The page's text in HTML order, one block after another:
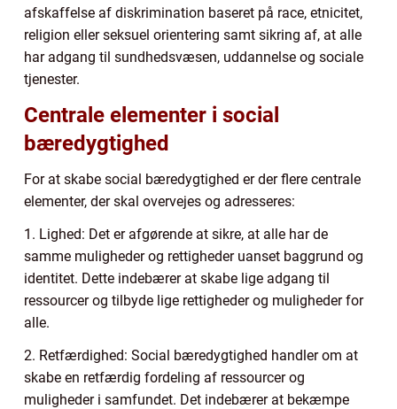
afskaffelse af diskrimination baseret på race, etnicitet,
religion eller seksuel orientering samt sikring af, at alle
har adgang til sundhedsvæsen, uddannelse og sociale
tjenester.
Centrale elementer i social
bæredygtighed
For at skabe social bæredygtighed er der flere centrale
elementer, der skal overvejes og adresseres:
1. Lighed: Det er afgørende at sikre, at alle har de
samme muligheder og rettigheder uanset baggrund og
identitet. Dette indebærer at skabe lige adgang til
ressourcer og tilbyde lige rettigheder og muligheder for
alle.
2. Retfærdighed: Social bæredygtighed handler om at
skabe en retfærdig fordeling af ressourcer og
muligheder i samfundet. Det indebærer at bekæmpe